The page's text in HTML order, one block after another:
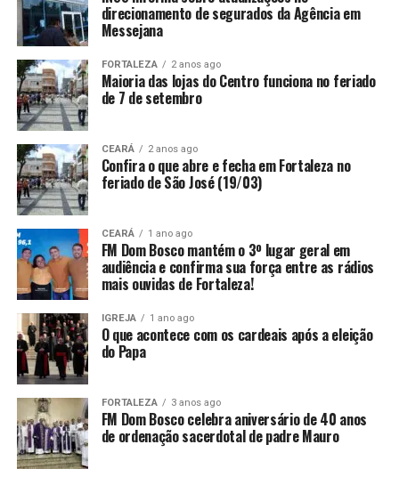
direcionamento de segurados da Agência em
Messejana
FORTALEZA 2 anos ago
Maioria das lojas do Centro funciona no feriado
de 7 de setembro
CEARÁ 2 anos ago
Confira o que abre e fecha em Fortaleza no
feriado de São José (19/03)
CEARÁ 1 ano ago
FM Dom Bosco mantém o 3º lugar geral em
audiência e confirma sua força entre as rádios
mais ouvidas de Fortaleza!
IGREJA 1 ano ago
O que acontece com os cardeais após a eleição
do Papa
FORTALEZA 3 anos ago
FM Dom Bosco celebra aniversário de 40 anos
de ordenação sacerdotal de padre Mauro